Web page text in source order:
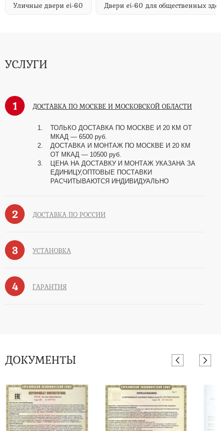
Уличные двери ei-60 Двери ei-60 для общественных
УСЛУГИ
1 ДОСТАВКА ПО МОСКВЕ И МОСКОВСКОЙ ОБЛАСТИ
ТОЛЬКО ДОСТАВКА ПО МОСКВЕ И 20 КМ ОТ
МКАД — 6500 руб.
ДОСТАВКА И МОНТАЖ ПО МОСКВЕ И 20 КМ
ОТ МКАД — 10500 руб.
ЦЕНА НА ДОСТАВКУ И МОНТАЖ УКАЗАНА ЗА
ЕДИНИЦУ,ОПТОВЫЕ ПОСТАВКИ
РАСЧИТЫВАЮТСЯ ИНДИВИДУАЛЬНО
2 ДОСТАВКА ПО РОССИИ
3 УСТАНОВКА
4 ГАРАНТИЯ
ДОКУМЕНТЫ